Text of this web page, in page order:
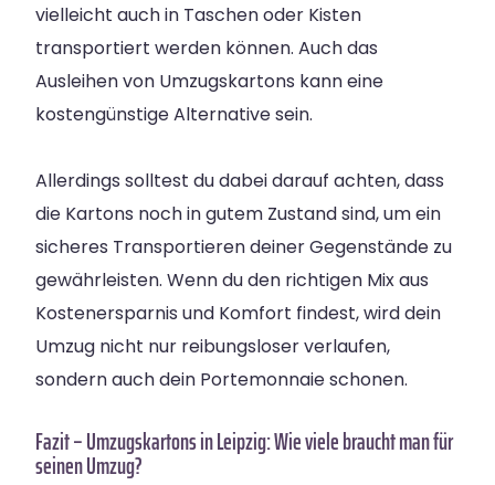
vielleicht auch in Taschen oder Kisten
transportiert werden können. Auch das
Ausleihen von Umzugskartons kann eine
kostengünstige Alternative sein.
Allerdings solltest du dabei darauf achten, dass
die Kartons noch in gutem Zustand sind, um ein
sicheres Transportieren deiner Gegenstände zu
gewährleisten. Wenn du den richtigen Mix aus
Kostenersparnis und Komfort findest, wird dein
Umzug nicht nur reibungsloser verlaufen,
sondern auch dein Portemonnaie schonen.
Fazit – Umzugskartons in Leipzig: Wie viele braucht man für
seinen Umzug?